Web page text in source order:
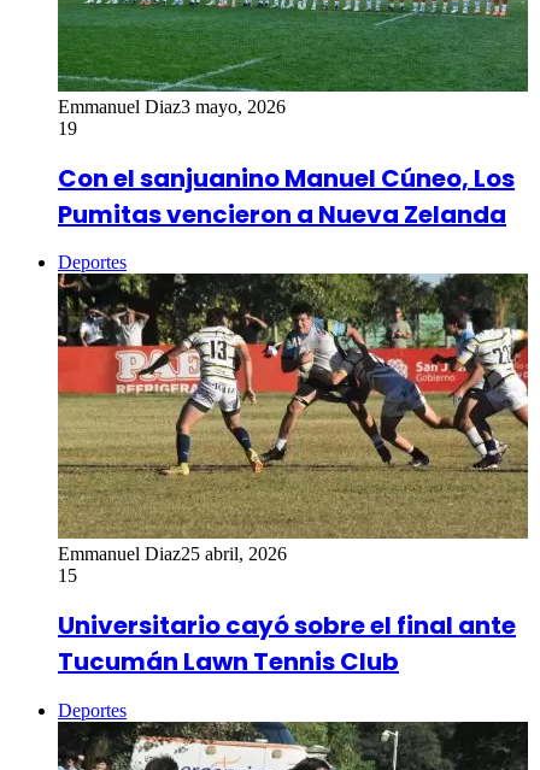
Emmanuel Diaz3 mayo, 2026
19
Con el sanjuanino Manuel Cúneo, Los
Pumitas vencieron a Nueva Zelanda
Deportes
Emmanuel Diaz25 abril, 2026
15
Universitario cayó sobre el final ante
Tucumán Lawn Tennis Club
Deportes